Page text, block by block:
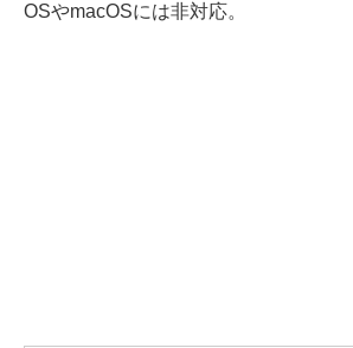
OSやmacOSには非対応。